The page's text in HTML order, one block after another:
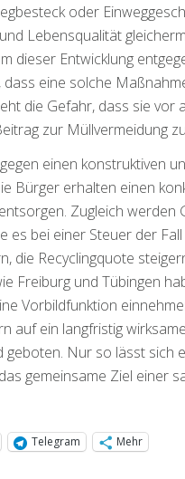
oder
Lebensqualität
dieser Entwicklung
eine solche
die Gefahr, dass sie
zur Müllvermeidung
einen konstruktiven
Bürger erhalten einen
Zugleich
es bei einer Steuer der
die Recyclingquote
Freiburg und Tübingen
Vorbildfunktion
auf ein langfristig
Nur so lässt sich
gemeinsame Ziel einer
Telegram Mehr